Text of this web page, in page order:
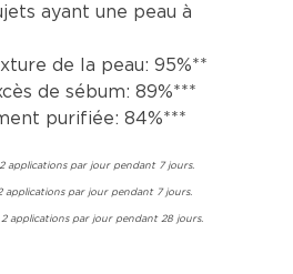
ayant une peau à
de la peau: 95%**
de sébum: 89%***
purifiée: 84%***
applications par jour pendant 7 jours.
applications par jour pendant 7 jours.
applications par jour pendant 28 jours.